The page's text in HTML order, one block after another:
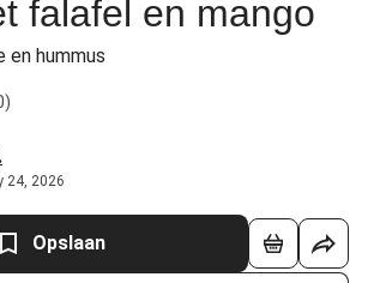
falafel en mango
en hummus
)
24, 2026
Opslaan